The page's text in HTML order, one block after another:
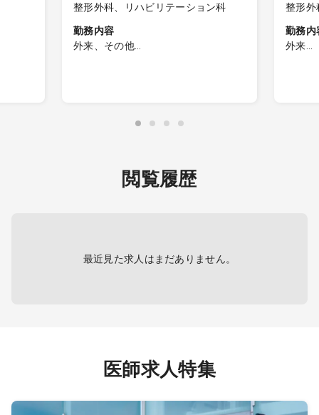
整形外科、リハビリテーション科
勤務内容
外来、その他
・1日：5名程度
整形外
勤務内
外来
閲覧履歴
最近見た求人はまだありません。
医師求人特集